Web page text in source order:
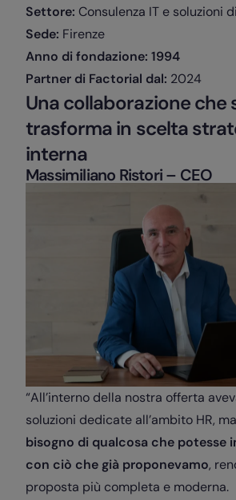
Settore: Consulenza IT e soluzioni
Sede: Firenze
Anno di fondazione: 1994
Partner di Factorial dal: 2024
Una collaborazione che
trasforma in scelta
interna
Massimiliano Ristori– CEO
“All’interno della nostra offerta
soluzioni dedicate all’ambito HR, ma
bisogno di qualcosa che potesse
con ciò che già proponevamo,
proposta più completa e moderna.